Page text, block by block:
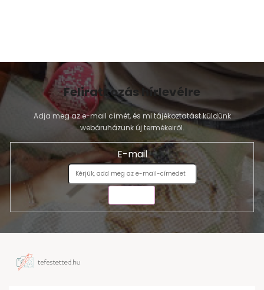
Feliratkozás hírlevélre
Adja meg az e-mail címét, és mi tájékoztatást küldünk
webáruházunk új termékeiről.
E-mail